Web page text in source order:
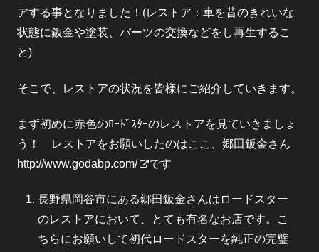
アする事となりました！(レストア：車を昔のきれいな
状態に鈑金や塗装、パーツの交換などをし再生するこ
と)
そこで、レストアの状況を皆様にご紹介していきます。
まず初めに赤色のﾛｰﾄﾞｽﾀｰのレストアを見ていきましょ
う！ レストアをお願いしたのはここ、郷田鈑金さん
http://www.godabp.com/
です
長野県岡谷市にある郷田鈑金さんはロードスター
のレストアにおいて、とても有名なお店です。こ
ちらにお願いして初代ロードスターを純正の完璧